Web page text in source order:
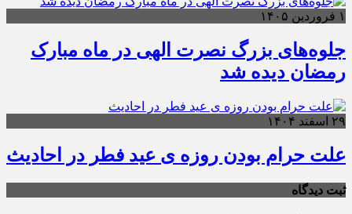
۱ فروردین ۱۴۰۵
جلوه‌های بزرگ نصرت الهی در ماه مبارک
رمضان دیده شد
۲۹ اسفند ۱۴۰۴
علت حرام بودن روزه ی عید فطر در احادیث
ثبت دیدگاه